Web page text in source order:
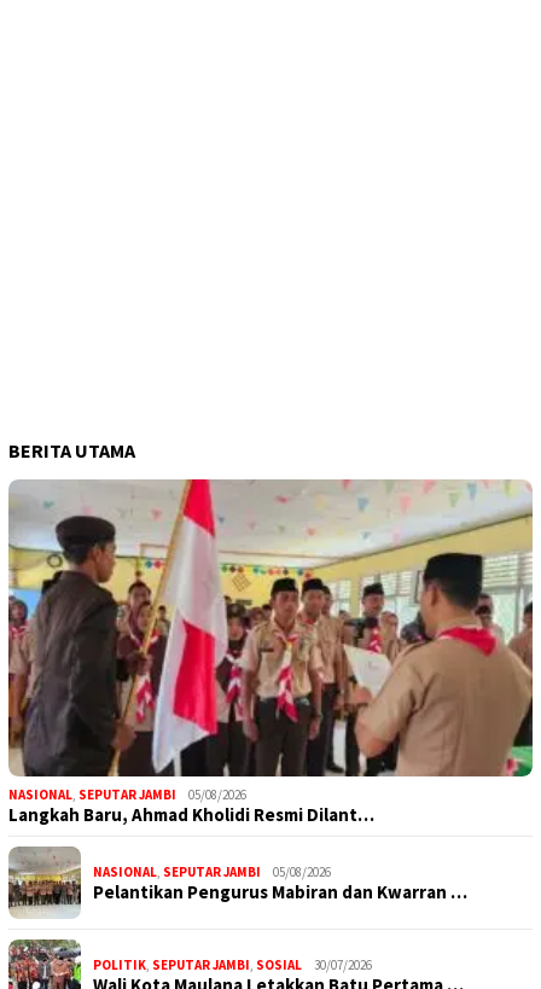
BERITA UTAMA
NASIONAL SEPUTAR JAMBI 05/08/2026
Langkah Baru, Ahmad Kholidi Resmi Dilant…
NASIONAL SEPUTAR JAMBI 05/08/2026
Pelantikan Pengurus Mabiran dan Kwarran …
POLITIK SEPUTAR JAMBI SOSIAL 30/07/2026
Wali Kota Maulana Letakkan Batu Pertama …